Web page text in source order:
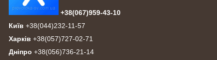
+38(067)959-43-10
Київ +38(044)232-11-57
Харків +38(057)727-02-71
Дніпро +38(056)736-21-14